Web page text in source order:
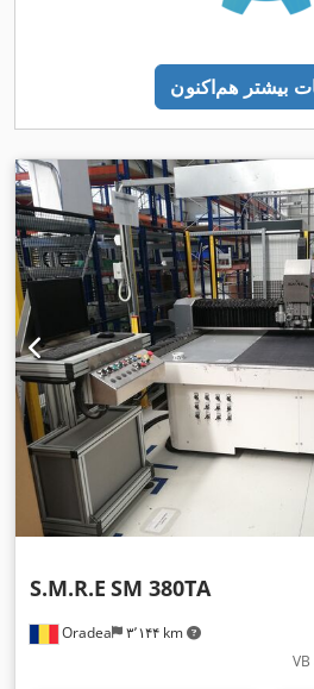
بیشتر هم‌اکنون
Oradea ۳٬۱۴۴ km
S.M.R.E SM 380TA